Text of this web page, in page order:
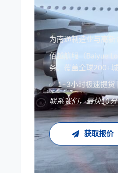
为南通制造业与高
佰越航服（Baiyue
务。覆盖全球200+
✅ 1–3小时极速提货
联系我们，最快10
获取报价